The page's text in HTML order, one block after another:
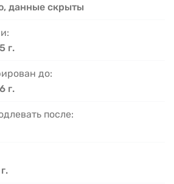
данные скрыты
г.
до:
г.
после: